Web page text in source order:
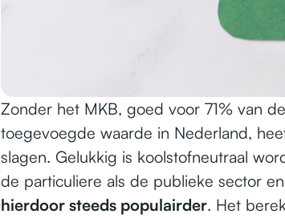
Zonder het MKB, goed voor 71% van
toegevoegde waarde in Nederland,
slagen. Gelukkig is koolstofneutraal
de particuliere als de publieke sector
hierdoor steeds populairder. Het